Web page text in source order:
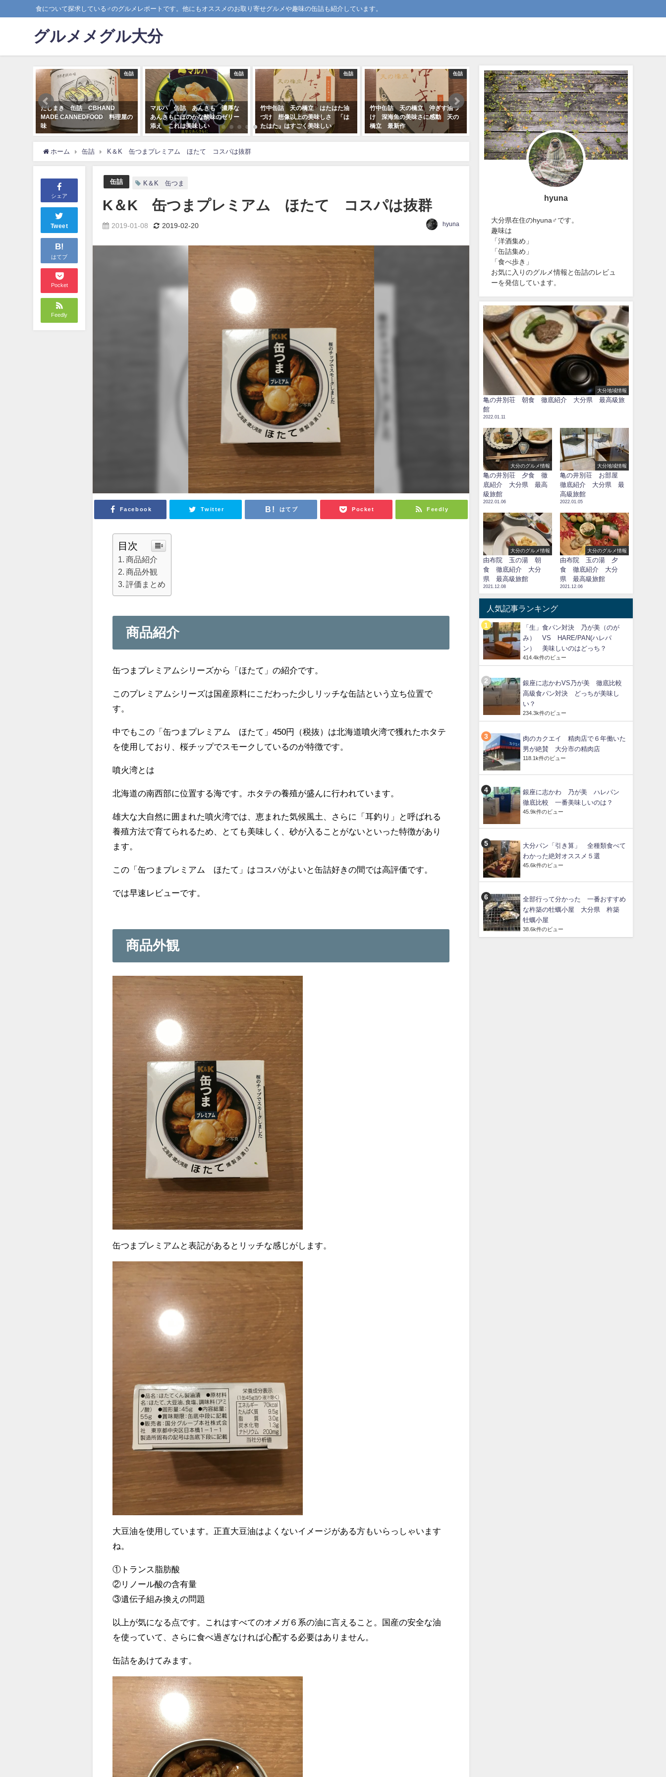
食について探求している♂のグルメレポートです。他にもオススメのお取り寄せグルメや趣味の缶詰も紹介しています。
グルメメグル大分
缶詰
マルハ 缶詰 あんきも 濃厚な
あんきもにほのかな酸味のゼリー
添え これは美味しい
竹中缶詰 天の橋立 はたはた油
づけ 想像以上の美味しさ 「は
たはた」はすごく美味しい
竹中缶詰 天の橋立 沖ぎす油づ
け 深海魚の美味さに感動 天の
橋立 最新作
竹中缶詰 天の橋立 かき燻くん
油づけ かきの缶詰では最高の
美味しさ
缶詰
缶つま極 たらばがに一番脚肉水
煮 金箔入 豪華すぎる
2020-07-10
缶つま極 高額缶詰
ウニとキタムラサキウ
みました
2019-03-23
ホーム 缶詰 K＆K 缶つまプレミアム ほたて コスパは抜群
シェア
Tweet
B!
はてブ
Pocket
Feedly
缶詰 K＆K 缶つま
K＆K 缶つまプレミアム ほたて コスパは抜群
2019-01-08 2019-02-20 hyuna
Facebook Twitter はてブ Pocket Feedly
目次
商品紹介
商品外観
評価まとめ
商品紹介
缶つまプレミアムシリーズから「ほたて」の紹介です。
このプレミアムシリーズは国産原料にこだわった少しリッチな缶詰という立ち位置で
す。
中でもこの「缶つまプレミアム ほたて」450円（税抜）は北海道噴火湾で獲れたホタテ
を使用しており、桜チップでスモークしているのが特徴です。
噴火湾とは
北海道の南西部に位置する海です。ホタテの養殖が盛んに行われています。
雄大な大自然に囲まれた噴火湾では、恵まれた気候風土、さらに「耳釣り」と呼ばれる
養殖方法で育てられるため、とても美味しく、砂が入ることがないといった特徴があり
ます。
この「缶つまプレミアム ほたて」はコスパがよいと缶詰好きの間では高評価です。
では早速レビューです。
商品外観
缶つまプレミアムと表記があるとリッチな感じがします。
大豆油を使用しています。正直大豆油はよくないイメージがある方もいらっしゃいます
ね。
①トランス脂肪酸
②リノール酸の含有量
③遺伝子組み換えの問題
以上が気になる点です。これはすべてのオメガ６系の油に言えること。国産の安全な油
を使っていて、さらに食べ過ぎなければ心配する必要はありません。
缶詰をあけてみます。
hyuna
大分県在住のhyuna♂です。
趣味は
「洋酒集め」
「缶詰集め」
「食べ歩き」
お気に入りのグルメ情報と缶詰のレビュ
ーを発信しています。
大分地域情報
亀の井別荘 朝食 徹底紹介 大分県 最高級旅
館
2022.01.11
大分のグルメ情報
亀の井別荘 夕食 徹
底紹介 大分県 最高
級旅館
2022.01.06
大分地域情報
亀の井別荘 お部屋
徹底紹介 大分県 最
高級旅館
2022.01.05
大分のグルメ情報
由布院 玉の湯 朝
食 徹底紹介 大分
県 最高級旅館
2021.12.08
大分のグルメ情報
由布院 玉の湯 夕
食 徹底紹介 大分
県 最高級旅館
2021.12.06
人気記事ランキング
「生」食パン対決 乃が美（のが
み） VS HARE/PAN(ハレパ
ン） 美味しいのはどっち？
414.4k件のビュー
銀座に志かわVS乃が美 徹底比較
高級食パン対決 どっちが美味し
い？
234.3k件のビュー
肉のカクエイ 精肉店で６年働いた
男が絶賛 大分市の精肉店
118.1k件のビュー
銀座に志かわ 乃が美 ハレパン
徹底比較 一番美味しいのは？
45.9k件のビュー
大分パン「引き算」 全種類食べて
わかった絶対オススメ５選
45.6k件のビュー
全部行って分かった 一番おすすめ
な杵築の牡蠣小屋 大分県 杵築
牡蠣小屋
38.6k件のビュー